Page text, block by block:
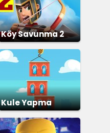
Köy Savunma 2
Kule Yapma